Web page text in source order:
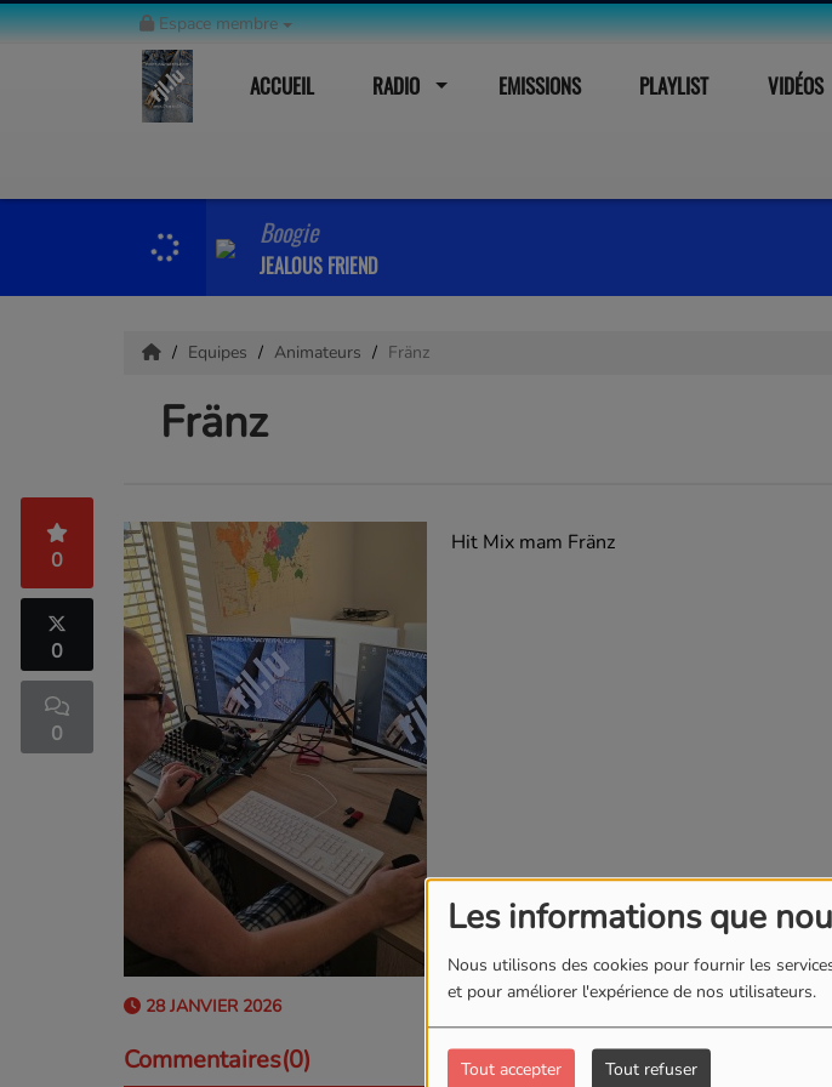
Les informations que
Nous utilisons des cookies pour fournir les
et pour améliorer l'expérience de nos utilisateurs.
Tout accepter Tout refuser
Espace membre
ACCUEIL RADIO EMISSIONS PLAYLIST VIDÉOS
Boogie
JEALOUS FRIEND
Equipes Animateurs Fränz
Fränz
0
0
0
28 JANVIER 2026
Hit Mix mam Fränz
Commentaires(0)